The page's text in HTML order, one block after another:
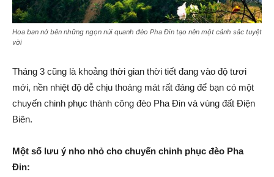
Hoa ban nở bên những ngọn núi quanh đèo Pha Đin tạo nên một cảnh sắc tuyệt
vời
Tháng 3 cũng là khoảng thời gian thời tiết đang vào độ tươi
mới, nền nhiệt độ dễ chịu thoáng mát rất đáng để bạn có một
chuyến chinh phục thành công đèo Pha Đin và vùng đất Điện
Biên.
Một số lưu ý nho nhỏ cho chuyến chinh phục đèo Pha
Đin: